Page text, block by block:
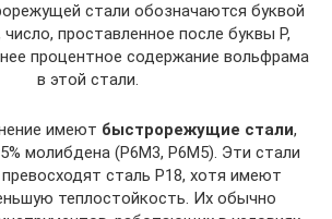
стали обозначаются буквой
проставленное после буквы Р,
процентное содержание вольфрама
в этой стали.
имеют быстрорежущие стали,
молибдена (Р6М3, Р6М5). Эти стали
сталь Р18, хотя имеют
теплостойкость. Их обычно